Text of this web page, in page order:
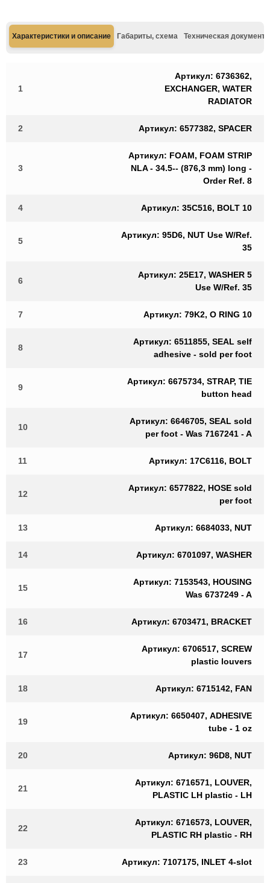
Характеристики и описание Габариты, схема Техническая
1
Артикул: 6736362,
EXCHANGER, WATER
RADIATOR
2 Артикул: 6577382, SPACER
3
Артикул: FOAM, FOAM STRIP
NLA - 34.5-- (876,3 mm) long -
Order Ref. 8
4 Артикул: 35C516, BOLT 10
5
Артикул: 95D6, NUT Use W/Ref.
35
6
Артикул: 25E17, WASHER 5
Use W/Ref. 35
7 Артикул: 79K2, O RING 10
8
Артикул: 6511855, SEAL self
adhesive - sold per foot
9
Артикул: 6675734, STRAP, TIE
button head
10
Артикул: 6646705, SEAL sold
per foot - Was 7167241 - A
11 Артикул: 17C6116, BOLT
12
Артикул: 6577822, HOSE sold
per foot
13 Артикул: 6684033, NUT
14 Артикул: 6701097, WASHER
15
Артикул: 7153543, HOUSING
Was 6737249 - A
16 Артикул: 6703471, BRACKET
17
Артикул: 6706517, SCREW
plastic louvers
18 Артикул: 6715142, FAN
19
Артикул: 6650407, ADHESIVE
tube - 1 oz
20 Артикул: 96D8, NUT
21
Артикул: 6716571, LOUVER,
PLASTIC LH plastic - LH
22
Артикул: 6716573, LOUVER,
PLASTIC RH plastic - RH
23 Артикул: 7107175, INLET 4-slot